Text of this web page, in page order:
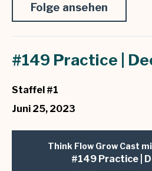
Folge ansehen
#149 Practice |
Staffel #1
Juni 25, 2023